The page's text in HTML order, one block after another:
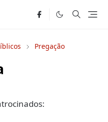
Pregação